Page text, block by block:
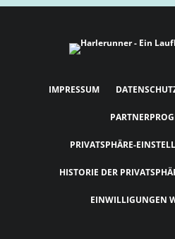
IMPRESSUM
PRIVATSPHÄRE-
HISTORIE DER
EINWILLIGUNGEN